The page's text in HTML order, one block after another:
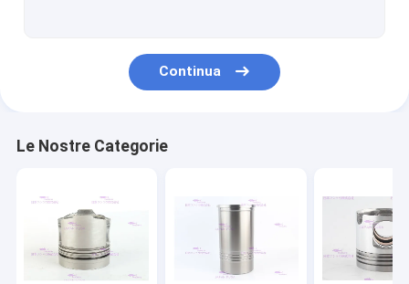
Richiedere un preventivo
Fodera del cilindro del motore
Pistone del motore diesel
Continua
Le Nostre Categorie